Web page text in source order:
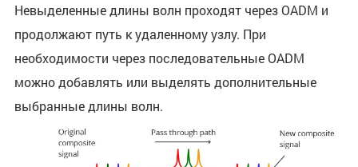
Невыделенные длины волн проходят через OADM и
продолжают путь к удаленному узлу. При
необходимости через последовательные OADM
можно добавлять или выделять дополнительные
выбранные длины волн.